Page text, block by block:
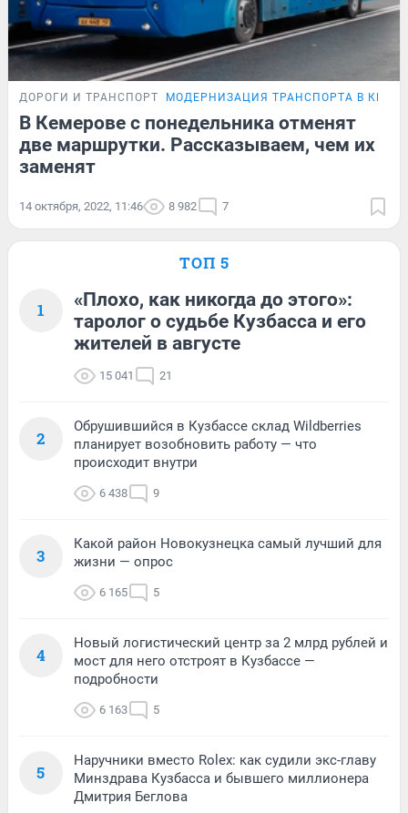
ДОРОГИ И ТРАНСПОРТ МОДЕРНИЗАЦИЯ ТРАНСПОРТА В
В Кемерове с понедельника отменят
две маршрутки. Рассказываем, чем их
заменят
14 октября, 2022, 11:46 8 982 7
ТОП 5
1
«Плохо, как никогда до этого»:
таролог о судьбе Кузбасса и его
жителей в августе
15 041 21
2
Обрушившийся в Кузбассе склад Wildberries
планирует возобновить работу — что
происходит внутри
6 438 9
3
Какой район Новокузнецка самый лучший для
жизни — опрос
6 165 5
4
Новый логистический центр за 2 млрд рублей и
мост для него отстроят в Кузбассе —
подробности
6 163 5
5
Наручники вместо Rolex: как судили экс-главу
Минздрава Кузбасса и бывшего миллионера
Дмитрия Беглова